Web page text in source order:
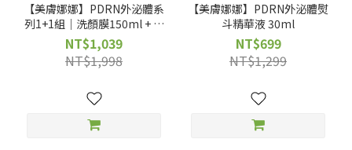
【美膚娜娜】PDRN外泌體系
列1+1組｜洗顏膜150ml + 精
華液30ml
NT$1,039
NT$1,998
【美膚娜娜】PDRN外泌體熨
斗精華液 30ml
NT$699
NT$1,299